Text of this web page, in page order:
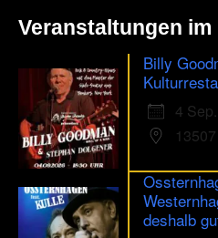
Veranstaltungen
Billy
4
deshalb